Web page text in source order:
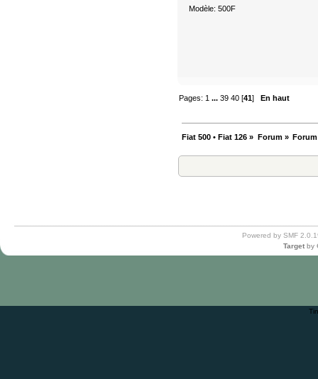
Modèle: 500F
Pages:1 ...39 40 [41] En haut
Fiat 500 • Fiat 126 » Forum»
Powered by SMF
Target by